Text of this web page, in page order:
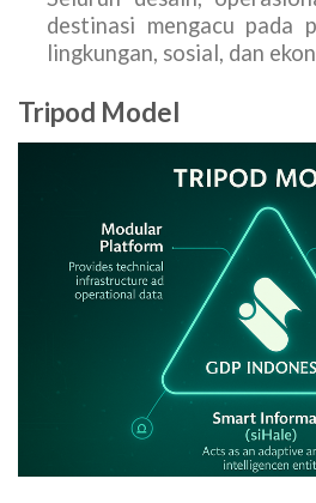
destinasi mengacu pada
lingkungan, sosial, dan
Tripod Model